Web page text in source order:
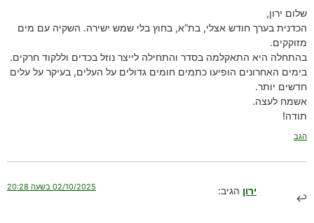
שלום ירון,
הכדנית בערך חודש אצלי, בת”א, בחוץ בלי שמש ישירה. השקיה עם מים
מזוקקים.
בהתחלה היא התאקלמה בסדר והתחילה לייצר נוזל בכדים וללקוד חרקים.
בימים האחרונים הופיעו כתמים חומים גדולים על העלים, בעיקר על עלים
חדשים יותר.
אשמח לעצה.
תודה!
הגב
ירון הגיב: 02/10/2025 בשעה 20:28